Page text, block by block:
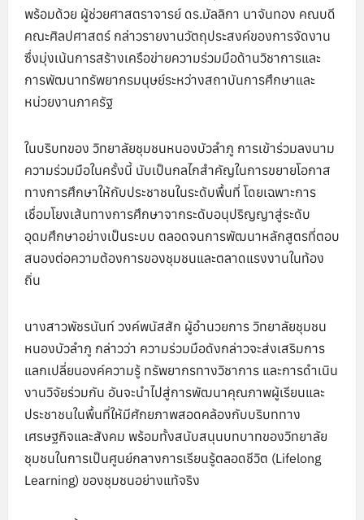
พร้อมด้วย ผู้ช่วยศาสตราจารย์ ดร.มัลลิกา นาจันทอง คณบดี
คณะศิลปศาสตร์ กล่าวรายงานวัตถุประสงค์ของการจัดงาน
ซึ่งมุ่งเน้นการสร้างเครือข่ายความร่วมมือด้านวิชาการและ
การพัฒนาทรัพยากรมนุษย์ระหว่างสถาบันการศึกษาและ
หน่วยงานภาครัฐ
ในบริบทของ วิทยาลัยชุมชนหนองบัวลำภู การเข้าร่วมลงนาม
ความร่วมมือในครั้งนี้ นับเป็นกลไกสำคัญในการขยายโอกาส
ทางการศึกษาให้กับประชาชนในระดับพื้นที่ โดยเฉพาะการ
เชื่อมโยงเส้นทางการศึกษาจากระดับอนุปริญญาสู่ระดับ
อุดมศึกษาอย่างเป็นระบบ ตลอดจนการพัฒนาหลักสูตรที่ตอบ
สนองต่อความต้องการของชุมชนและตลาดแรงงานในท้อง
ถิ่น
นางสาวพัชรนันท์ วงค์พนัสสัก ผู้อำนวยการ วิทยาลัยชุมชน
หนองบัวลำภู กล่าวว่า ความร่วมมือดังกล่าวจะส่งเสริมการ
แลกเปลี่ยนองค์ความรู้ ทรัพยากรทางวิชาการ และการดำเนิน
งานวิจัยร่วมกัน อันจะนำไปสู่การพัฒนาคุณภาพผู้เรียนและ
ประชาชนในพื้นที่ให้มีศักยภาพสอดคล้องกับบริบททาง
เศรษฐกิจและสังคม พร้อมทั้งสนับสนุนบทบาทของวิทยาลัย
ชุมชนในการเป็นศูนย์กลางการเรียนรู้ตลอดชีวิต (Lifelong
Learning) ของชุมชนอย่างแท้จริง